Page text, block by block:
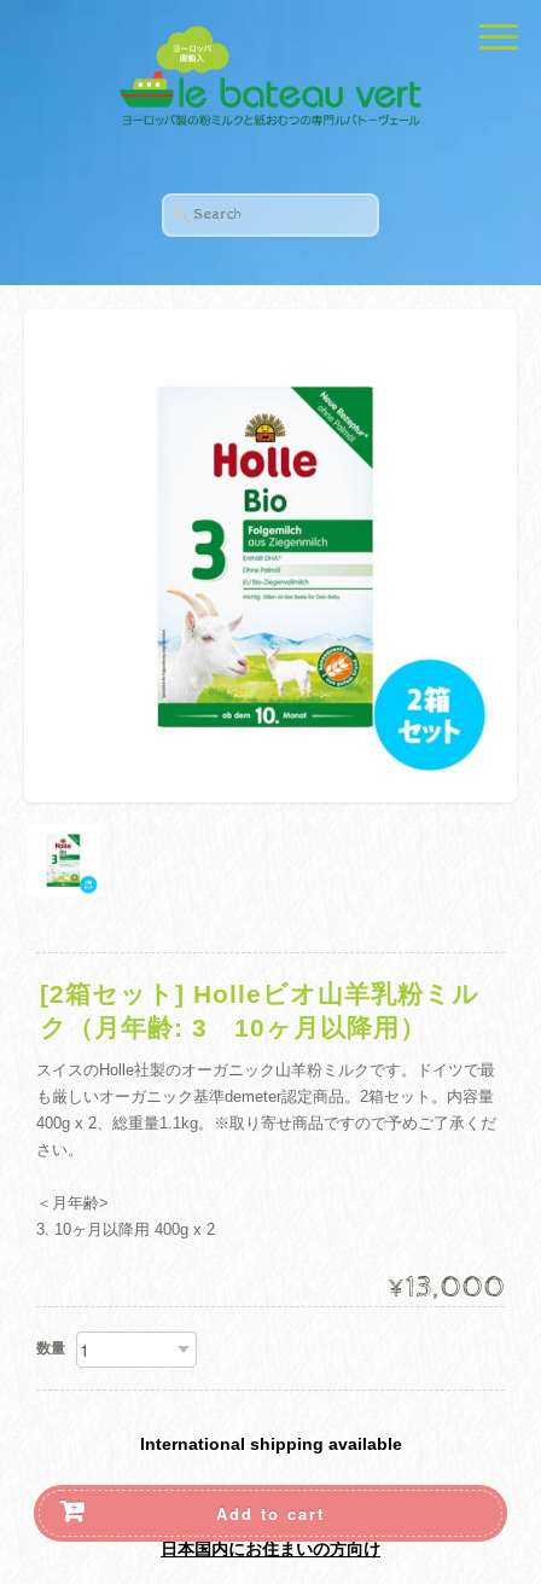
[2箱セット] Holleビオ山羊乳粉ミル
ク（月年齢: 3 10ヶ月以降用）
スイスのHolle社製のオーガニック山羊粉ミルクです。ドイツで最
も厳しいオーガニック基準demeter認定商品。2箱セット。内容量
400g x 2、総重量1.1kg。※取り寄せ商品ですので予めご了承くだ
さい。
＜月年齢>
3. 10ヶ月以降用 400g x 2
¥13,000
数量
International shipping available
Add to cart
日本国内にお住まいの方向け